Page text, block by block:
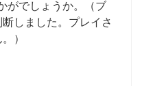
がでしょうか。（ブ
しました。プレイさ
）